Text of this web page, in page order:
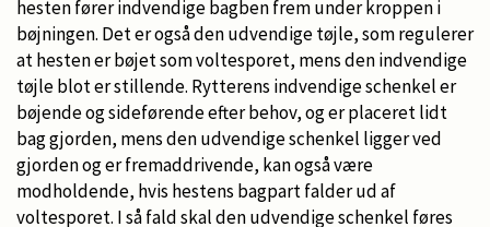
hesten fører indvendige bagben frem under kroppen i
bøjningen. Det er også den udvendige tøjle, som regulerer
at hesten er bøjet som voltesporet, mens den indvendige
tøjle blot er stillende. Rytterens indvendige schenkel er
bøjende og sideførende efter behov, og er placeret lidt
bag gjorden, mens den udvendige schenkel ligger ved
gjorden og er fremaddrivende, kan også være
modholdende, hvis hestens bagpart falder ud af
voltesporet. I så fald skal den udvendige schenkel føres